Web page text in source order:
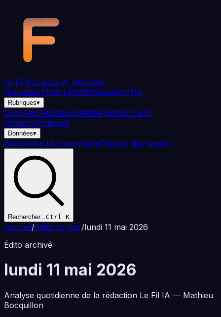
Le Fil IAL'actu IA, décodée
Actualités7106LLMs668Business1116
Rubriques▾
OutilsRechercheSociétéRégulationTech
DossiersAnalyses
Données▾
Baromètre IAHype-mètreTracker des levées
Rechercher...Ctrl K
Accueil/Édito du jour/lundi 11 mai 2026
Édito archivé
lundi 11 mai 2026
Analyse quotidienne de la rédaction Le Fil IA — Mathieu
Bocquillon